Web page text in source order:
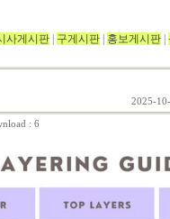
사게시판 구게시판 홍보게시판
2025-
: 6